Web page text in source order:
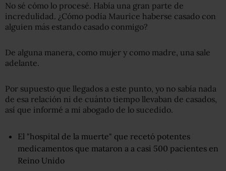
No sé cómo lo procesé. Había una gran parte de
incredulidad. ¿Cómo podía Maurice haberse casado con
alguien más estando casado conmigo?
De alguna manera, como mujer y como madre, una sale
adelante.
Por supuesto que llegados a este punto, yo no sabía nada
de esa relación ni de cuánto tiempo llevaban de casados,
así que informé a mi abogado de lo sucedido.
El "hospital de la muerte" que recetó potentes
medicamentos que mataron a a casi 500 pacientes en
Reino Unido